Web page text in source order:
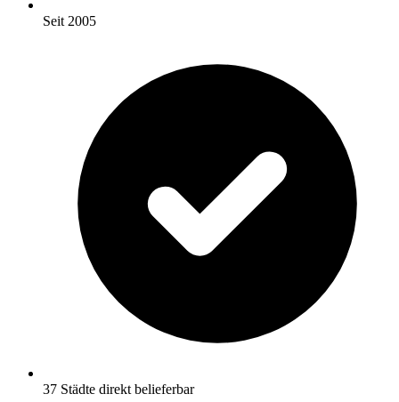
Seit 2005
37 Städte direkt belieferbar